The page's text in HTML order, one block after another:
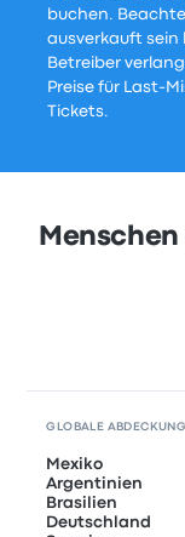
buchen.
ausverkauft sein
Betreiber
Preise für Last-
Tickets.
GLOBALE ABDECKUNG
Mexiko
Argentinien
Brasilien
Deutschland